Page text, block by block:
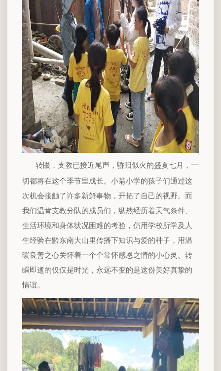
转眼，支教已接近尾声，骄阳似火的盛夏七月，一
切都将在这个季节里成长。小翁小学的孩子们通过这
次机会接触了许多新鲜事物，开拓了自己的视野。而
我们温肯支教分队的成员们，纵然经历着天气条件、
生活环境和身体状况困难的考验，仍用学校所学及人
生经验在黔东南大山里传播下知识与爱的种子，用温
暖良善之心关怀着一个个常怀感恩之情的小心灵。转
瞬即逝的仅仅是时光，永远不变的是这份美好真挚的
情谊。